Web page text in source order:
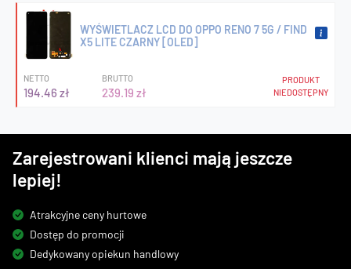
WYŚWIETLACZ LCD DO OPPO RENO 7 5G / FIND
X5 LITE CZARNY [OLED]
NETTO
194.46 zł
BRUTTO
239.19 zł
PRODUKT
NIEDOSTĘPNY
Zarejestrowani klienci mają jeszcze
lepiej!
Atrakcyjne ceny hurtowe
Dostęp do promocji
Dedykowany opiekun handlowy